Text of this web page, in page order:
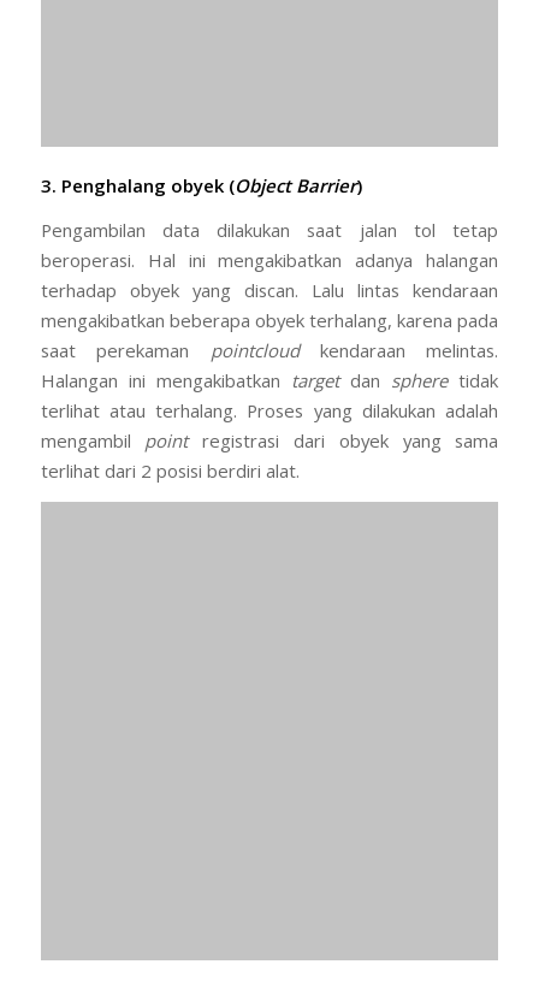
Pengambilan data dilakukan saat jalan tol tetap
terhadap obyek yang discan. Lalu lintas kendaraan
mengakibatkan beberapa obyek terhalang, karena pada
saat perekaman pointcloudkendaraan melintas.
Halangan ini mengakibatkantargetdanspheretidak
terlihat atau terhalang. Proses yang dilakukan adalah
mengambilpoint registrasi dari obyek yang sama
terlihat dari 2 posisi berdiri alat.
Dengan resolusi scan 1/2 menyebabkan kapasitas data